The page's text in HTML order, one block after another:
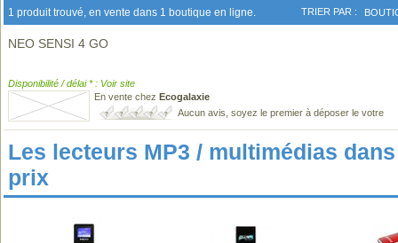
1 produit trouvé, en vente dans 1 boutique en ligne. TRIER PAR :
NEO SENSI 4 GO
Disponibilité / délai * : Voir site
En vente chez Ecogalaxie
Aucun avis, soyez le premier à déposer le votre
Les lecteurs MP3 / multimédias
prix